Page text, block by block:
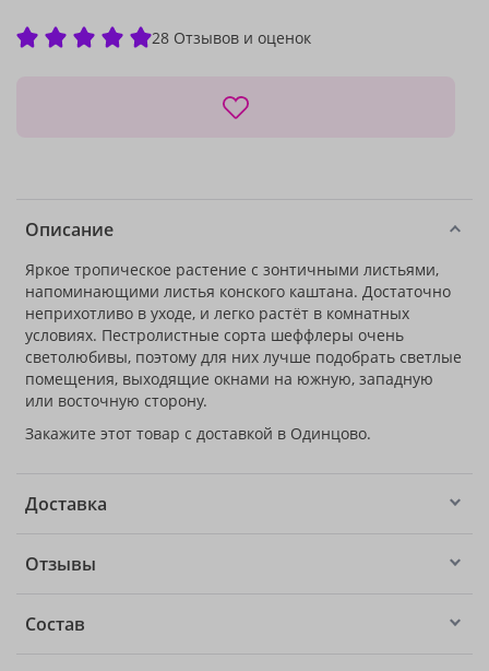
28 Отзывов и оценок
Описание
Яркое тропическое растение с зонтичными листьями,
напоминающими листья конского каштана. Достаточно
неприхотливо в уходе, и легко растёт в комнатных
условиях. Пестролистные сорта шеффлеры очень
светолюбивы, поэтому для них лучше подобрать светлые
помещения, выходящие окнами на южную, западную
или восточную сторону.
Закажите этот товар с доставкой в Одинцово.
Доставка
Отзывы
Состав